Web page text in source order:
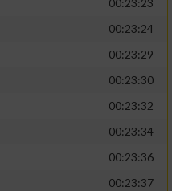
00:23:23
00:23:24
00:23:29
00:23:30
00:23:32
00:23:34
00:23:36
00:23:37